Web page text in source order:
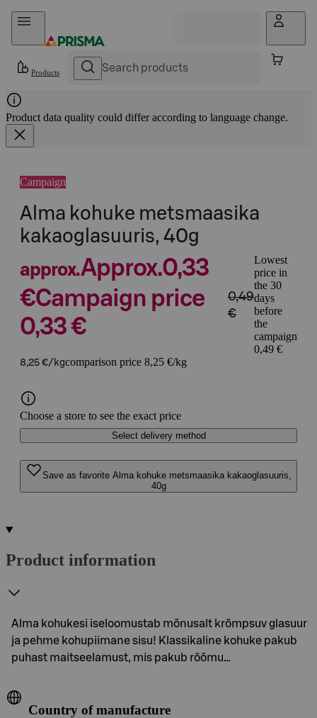
Skip to content
Products
Product data quality could differ according to language change.
Campaign
Alma kohuke metsmaasika
kakaoglasuuris, 40g
approx.Approx.0,33
€Campaign price
0,33 €
0,49
€
Lowest
price in
the 30
days
before
the
campaign
0,49 €
8,25 €/kgcomparison price 8,25 €/kg
Choose a store to see the exact price
Select delivery method
Save as favorite Alma kohuke metsmaasika kakaoglasuuris,
40g
Product information
Alma kohukesi iseloomustab mõnusalt krõmpsuv glasuur
ja pehme kohupiimane sisu! Klassikaline kohuke pakub
puhast maitseelamust, mis pakub rõõmu…
Country of manufacture